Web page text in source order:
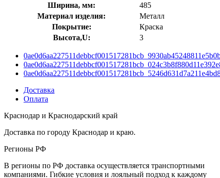
Ширина, мм:
485
Материал изделия:
Металл
Покрытие:
Краска
Высота,U:
3
Доставка
Оплата
Краснодар и Краснодарский край
Доставка по городу Краснодар и краю.
Регионы РФ
В регионы по РФ доставка осуществляется транспортными
компаниями. Гибкие условия и лояльный подход к каждому